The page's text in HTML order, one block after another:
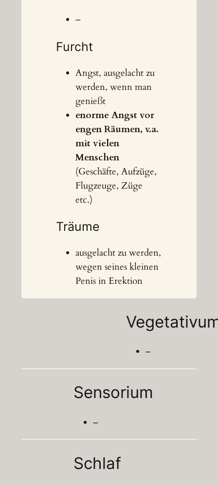
–
Furcht
Angst, ausgelacht zu
werden, wenn man
genießt
enorme Angst vor
engen Räumen, v.a.
mit vielen
Menschen
(Geschäfte, Aufzüge,
Flugzeuge, Züge
etc.)
Träume
ausgelacht zu werden,
wegen seines kleinen
Penis in Erektion
–
Sensorium
–
Schlaf